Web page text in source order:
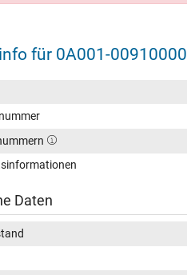
für 0A001-00910000
Daten